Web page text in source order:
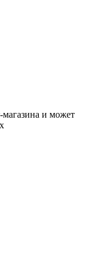
магазина и может